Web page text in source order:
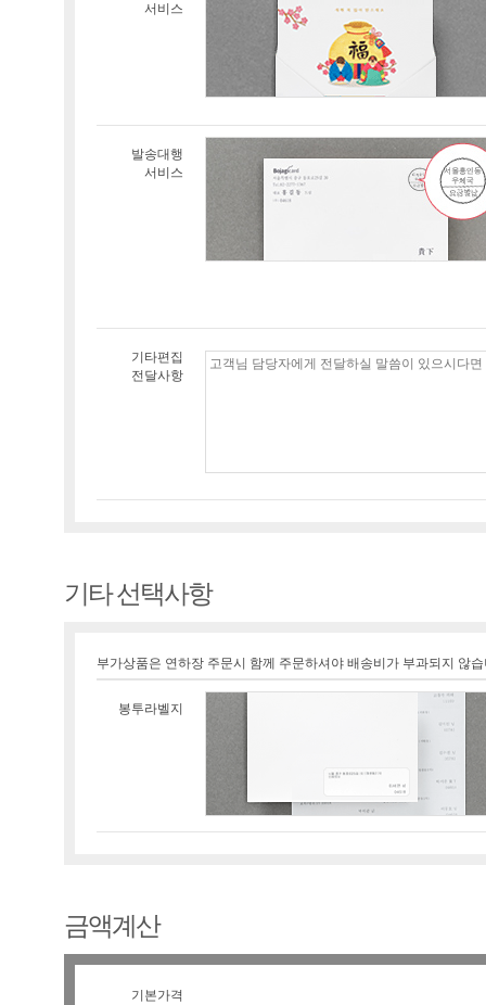
서비스
발송대행
서비스
기타편집
전달사항
기타 선택사항
부가상품은 연하장 주문시 함께 주문하셔야 배송비가 부과되지 않
봉투라벨지
금액계산
기본가격